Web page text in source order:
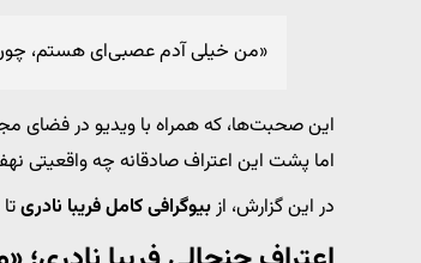
«من خیلی آدم عصبی‌ای هستم،
این صحبت‌ها، که همراه با ویدیو در فضای
اما پشت این اعتراف صادقانه چه واقعیتی
در این گزارش، ازبیوگرافی کامل فریبا نادری